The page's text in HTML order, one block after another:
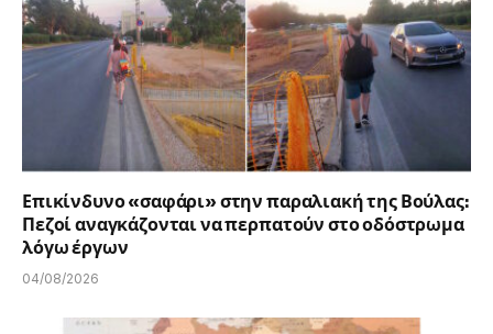
Επικίνδυνο «σαφάρι» στην παραλιακή της Βούλας:
Πεζοί αναγκάζονται να περπατούν στο οδόστρωμα
λόγω έργων
04/08/2026